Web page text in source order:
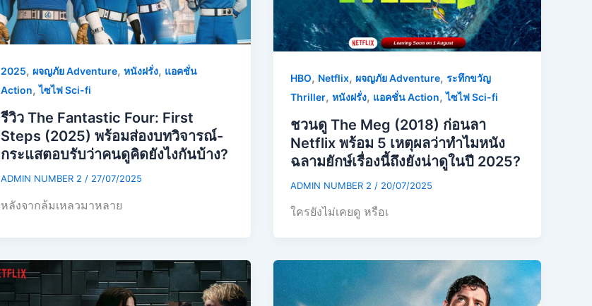
2025, ผจญภัย Adventure, หนังฝรั่ง, แอคชั่น
Action,ไซไฟ Sci-fi
รีวิว The Fantastic Four: First
Steps (2025) พร้อมส่องบทวิจารณ์-
กระแสตอบรับว่าคนดูคิดยังไงกันบ้าง?
ADMIN NUMBER 2 / 27/07/2025
หลังจากล้มเหลวมาหลาย
HBO, Netflix, ผจญภัย Adventure,ระทึกขวัญ
Thriller,หนังฝรั่ง, แอคชั่น Action,ไซไฟ Sci-fi
ชวนดู The Meg (2018) ก่อนลา
Netflix พร้อม 5 เหตุผลว่าทำไมหนัง
ฉลามยักษ์เรื่องนี้ถึงยังน่าดูในปี 2025?
ADMIN NUMBER 2 / 20/07/2025
ใครยังไม่เคยดู หรือเ